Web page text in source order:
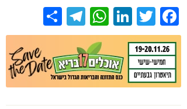
Facebook
Twitter
LinkedIn
WhatsApp
Telegram